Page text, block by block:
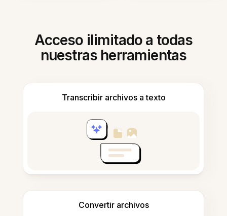
Acceso ilimitado a todas
nuestras herramientas
Transcribir archivos a texto
Convertir archivos